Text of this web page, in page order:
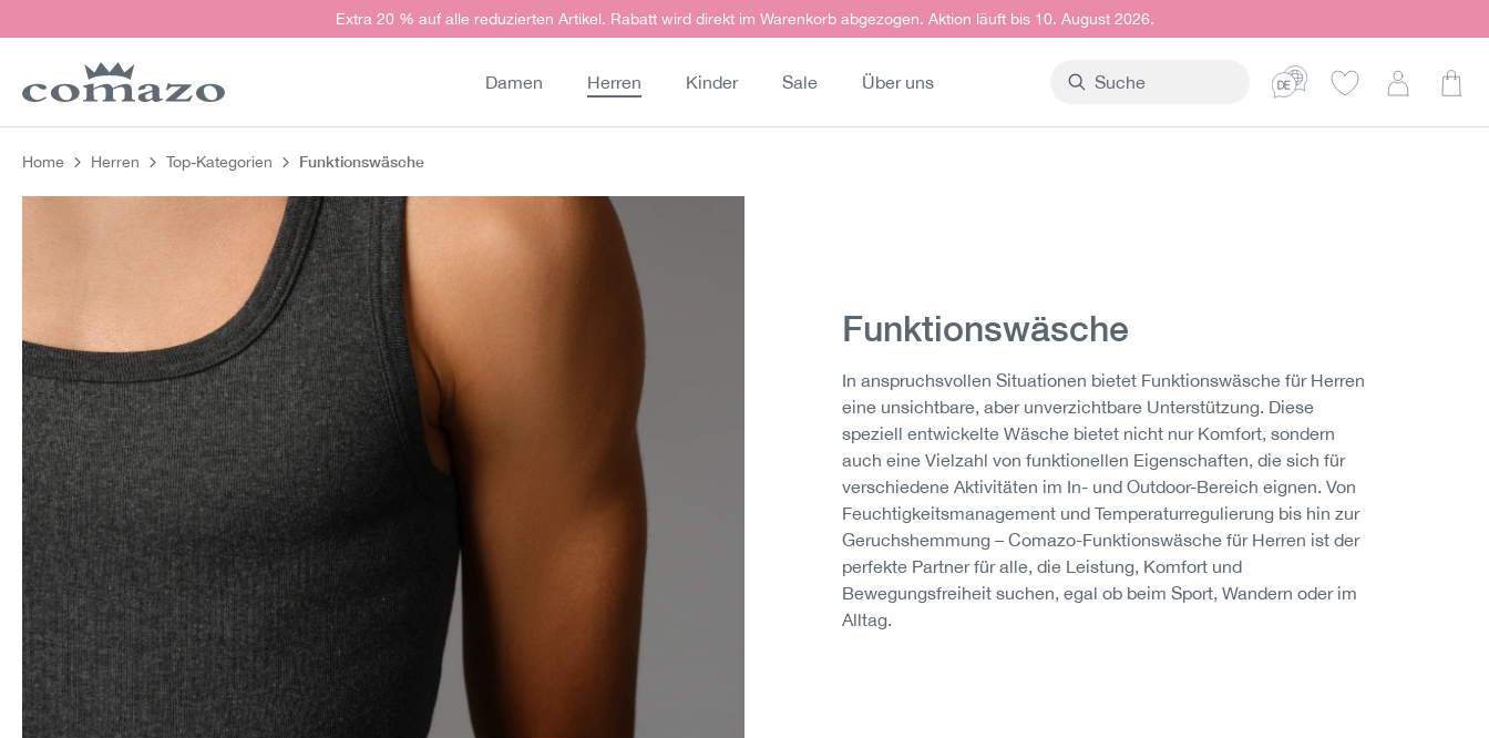
Zur Hauptnavigation springenExtra 20 % auf alle reduzierten Artikel. Rabatt wird direkt im Warenkorb abgezogen. Aktion läuft bis 10. August 2026.
Damen Herren Kinder Sale Über uns
Home Herren Top-Kategorien Funktionswäsche
Funktionswäsche
In anspruchsvollen Situationen bietet Funktionswäsche für Herren
eine unsichtbare, aber unverzichtbare Unterstützung. Diese
speziell entwickelte Wäsche bietet nicht nur Komfort, sondern
auch eine Vielzahl von funktionellen Eigenschaften, die sich für
verschiedene Aktivitäten im In- und Outdoor-Bereich eignen. Von
Feuchtigkeitsmanagement und Temperaturregulierung bis hin zur
Geruchshemmung – Comazo-Funktionswäsche für Herren ist der
perfekte Partner für alle, die Leistung, Komfort und
Bewegungsfreiheit suchen, egal ob beim Sport, Wandern oder im
Alltag.